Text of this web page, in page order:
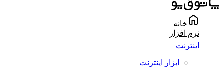
خانه
نرم افزار
اینترنت
ابزار اینترنت